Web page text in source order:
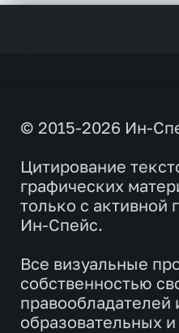
© 2015-2026 Ин-
Цитирование
графических
только с активной
Ин-Спейс.
Все визуальные
собственностью
правообладателей
образовательных